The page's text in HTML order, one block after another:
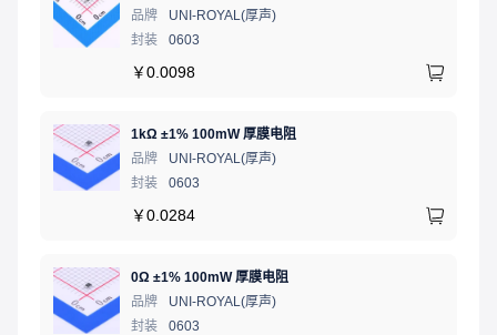
品牌
UNI-ROYAL(厚声)
封装
0603
￥0.0098
1kΩ ±1% 100mW 厚膜电阻
品牌
UNI-ROYAL(厚声)
封装
0603
￥0.0284
0Ω ±1% 100mW 厚膜电阻
品牌
UNI-ROYAL(厚声)
封装
0603